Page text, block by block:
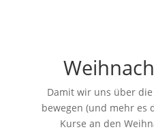
Damit wir uns über
bewegen (und mehr es
Kurse an den